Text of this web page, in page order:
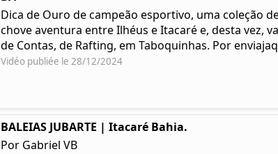
Dica de Ouro de campeão esportivo, uma coleção
chove aventura entre Ilhéus e Itacaré e, desta vez,
de Contas, de Rafting, em Taboquinhas. Por
Vidéo publiée le 28/12/2024
BALEIAS JUBARTE | Itacaré Bahia.
Por Gabriel VB